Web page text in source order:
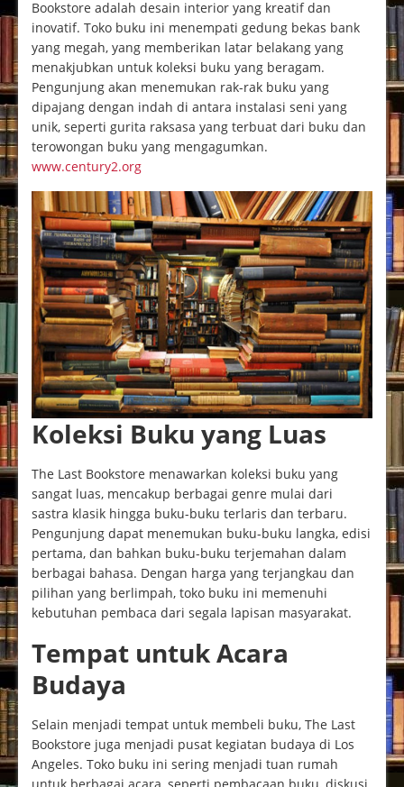
Bookstore adalah desain interior yang kreatif dan
inovatif. Toko buku ini menempati gedung bekas bank
yang megah, yang memberikan latar belakang yang
menakjubkan untuk koleksi buku yang beragam.
Pengunjung akan menemukan rak-rak buku yang
dipajang dengan indah di antara instalasi seni yang
unik, seperti gurita raksasa yang terbuat dari buku dan
terowongan buku yang mengagumkan.
www.century2.org
Koleksi Buku yang Luas
The Last Bookstore menawarkan koleksi buku yang
sangat luas, mencakup berbagai genre mulai dari
sastra klasik hingga buku-buku terlaris dan terbaru.
Pengunjung dapat menemukan buku-buku langka, edisi
pertama, dan bahkan buku-buku terjemahan dalam
berbagai bahasa. Dengan harga yang terjangkau dan
pilihan yang berlimpah, toko buku ini memenuhi
kebutuhan pembaca dari segala lapisan masyarakat.
Tempat untuk Acara
Budaya
Selain menjadi tempat untuk membeli buku, The Last
Bookstore juga menjadi pusat kegiatan budaya di Los
Angeles. Toko buku ini sering menjadi tuan rumah